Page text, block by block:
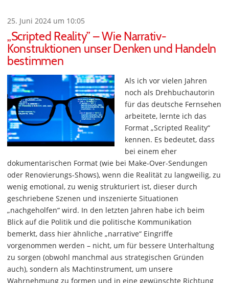
25. Juni 2024 um 10:05
„Scripted Reality” – Wie Narrativ-
Konstruktionen unser Denken und Handeln
bestimmen
Als ich vor vielen Jahren
noch als Drehbuchautorin
für das deutsche Fernsehen
arbeitete, lernte ich das
Format „Scripted Reality“
kennen. Es bedeutet, dass
bei einem eher
dokumentarischen Format (wie bei Make-Over-Sendungen
oder Renovierungs-Shows), wenn die Realität zu langweilig, zu
wenig emotional, zu wenig strukturiert ist, dieser durch
geschriebene Szenen und inszenierte Situationen
„nachgeholfen“ wird. In den letzten Jahren habe ich beim
Blick auf die Politik und die politische Kommunikation
bemerkt, dass hier ähnliche „narrative“ Eingriffe
vorgenommen werden – nicht, um für bessere Unterhaltung
zu sorgen (obwohl manchmal aus strategischen Gründen
auch), sondern als Machtinstrument, um unsere
Wahrnehmung zu formen und in eine gewünschte Richtung